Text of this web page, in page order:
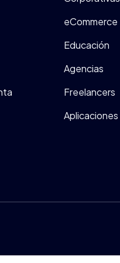
eCommerce
Educación
Agencias
Freelancers
Aplicaciones